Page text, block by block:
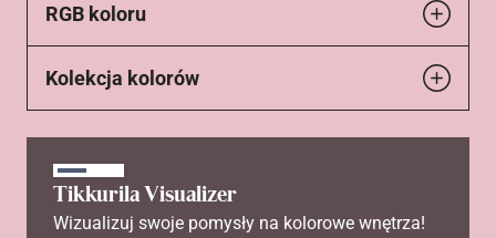
RGB koloru
Kolekcja kolorów
Tikkurila Visualizer
Wizualizuj swoje pomysły na kolorowe wnętrza!